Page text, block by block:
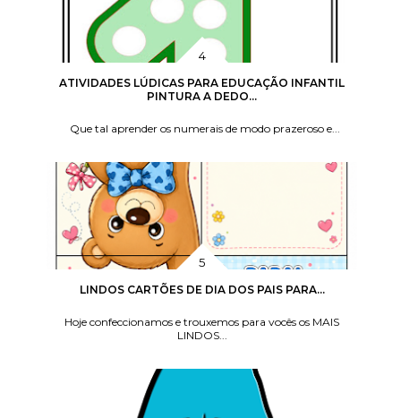
ATIVIDADES LÚDICAS PARA EDUCAÇÃO INFANTIL
PINTURA A DEDO...
Que tal aprender os numerais de modo prazeroso e...
LINDOS CARTÕES DE DIA DOS PAIS PARA...
Hoje confeccionamos e trouxemos para vocês os MAIS
LINDOS...